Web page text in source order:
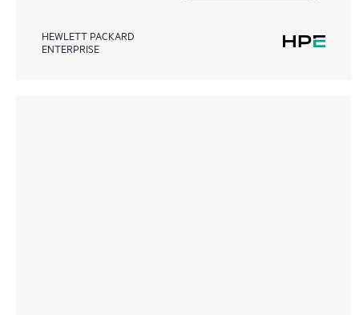
HEWLETT PACKARD
ENTERPRISE